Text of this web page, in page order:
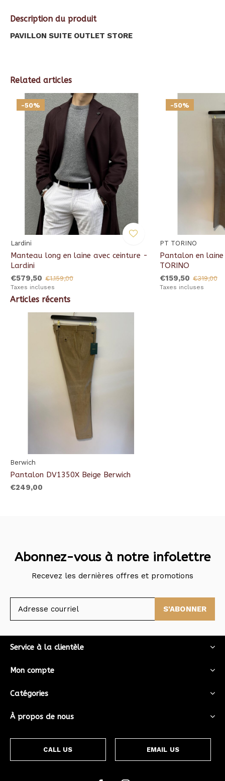
Description du produit
PAVILLON SUITE OUTLET STORE
Related articles
-50%
Lardini
Manteau long en laine avec ceinture -
Lardini
€579,50 €1.159,00
Taxes incluses
-50%
PT TORINO
Pantalon en
TORINO
€159,50 €319,00
Taxes incluses
Articles récents
Berwich
Pantalon DV1350X Beige Berwich
€249,00
Abonnez-vous à notre infolettre
Recevez les dernières offres et promotions
S'ABONNER
Service à la clientèle
Mon compte
Catégories
À propos de nous
CALL US EMAIL US